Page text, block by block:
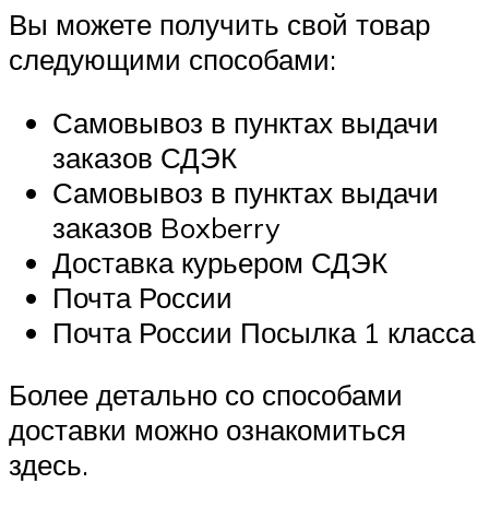
Вы можете получить свой товар
следующими способами:
Самовывоз в пунктах выдачи
заказов СДЭК
Самовывоз в пунктах выдачи
заказов Boxberry
Доставка курьером СДЭК
Почта России
Почта России Посылка 1 класса
Более детально со способами
доставки можно ознакомиться
здесь.